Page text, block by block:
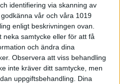
identifiering via skanning av
vår och våra 1019
enligt beskrivningen ovan.
neka samtycke eller för att få
och ändra dina
Observera att viss behandling
inte kräver ditt samtycke, men
uppgiftsbehandling. Dina
12 avLinus Wirén